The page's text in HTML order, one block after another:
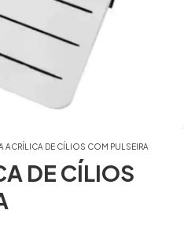
ACRÍLICA DE CÍLIOS COM PULSEIRA
DE CÍLIOS